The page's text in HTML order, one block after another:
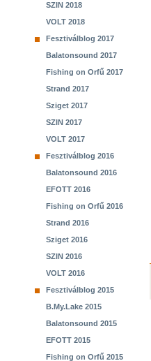
SZIN 2018
VOLT 2018
Fesztiválblog 2017
Balatonsound 2017
Fishing on Orfű 2017
Strand 2017
Sziget 2017
SZIN 2017
VOLT 2017
Fesztiválblog 2016
Balatonsound 2016
EFOTT 2016
Fishing on Orfű 2016
Strand 2016
Sziget 2016
SZIN 2016
VOLT 2016
Fesztiválblog 2015
B.My.Lake 2015
Balatonsound 2015
EFOTT 2015
Fishing on Orfű 2015